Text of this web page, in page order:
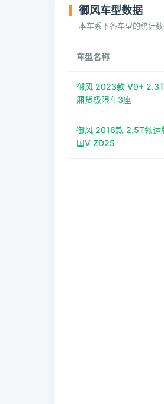
御风车型数据
本车系下各车型的统计
车型名称
御风 2023款 V9+
厢货极限车3座
御风 2016款 2.5T领运
国V ZD25